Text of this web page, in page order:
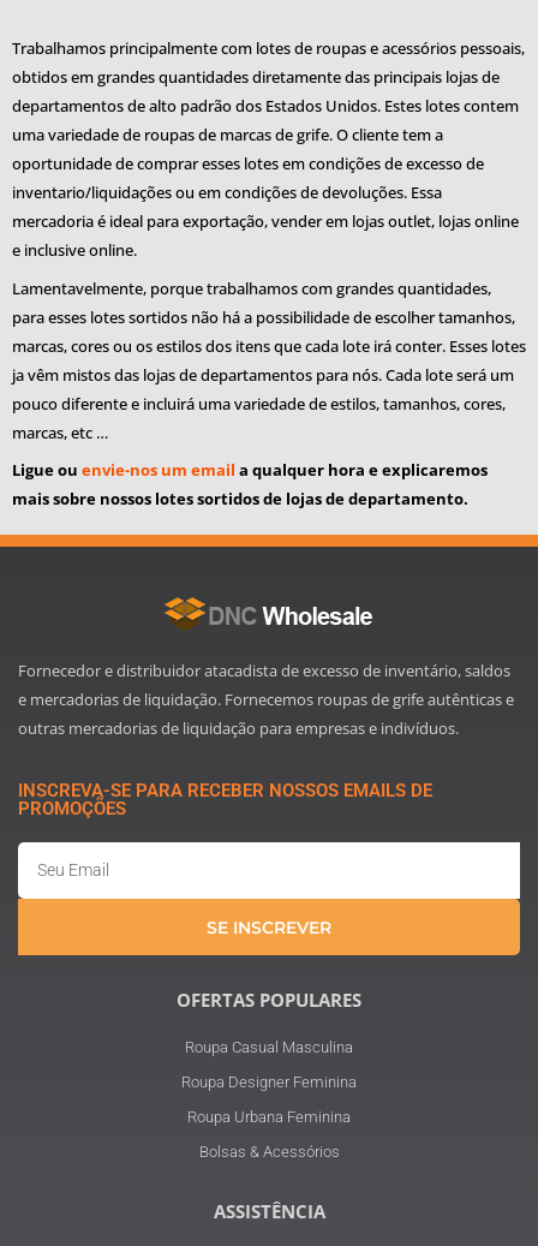
Trabalhamos principalmente com lotes de roupas e acessórios pessoais,
obtidos em grandes quantidades diretamente das principais lojas de
departamentos de alto padrão dos Estados Unidos. Estes lotes contem
uma variedade de roupas de marcas de grife. O cliente tem a
oportunidade de comprar esses lotes em condições de excesso de
inventario/liquidações ou em condições de devoluções. Essa
mercadoria é ideal para exportação, vender em lojas outlet, lojas online
e inclusive online.
Lamentavelmente, porque trabalhamos com grandes quantidades,
para esses lotes sortidos não há a possibilidade de escolher tamanhos,
marcas, cores ou os estilos dos itens que cada lote irá conter. Esses lotes
ja vêm mistos das lojas de departamentos para nós. Cada lote será um
pouco diferente e incluirá uma variedade de estilos, tamanhos, cores,
marcas, etc …
Ligue ou envie-nos um email a qualquer hora e explicaremos
mais sobre nossos lotes sortidos de lojas de departamento.
Fornecedor e distribuidor atacadista de excesso de inventário, saldos
e mercadorias de liquidação. Fornecemos roupas de grife autênticas e
outras mercadorias de liquidação para empresas e indivíduos.
INSCREVA-SE PARA RECEBER NOSSOS EMAILS DE
PROMOÇÕES
SE INSCREVER
OFERTAS POPULARES
Roupa Casual Masculina
Roupa Designer Feminina
Roupa Urbana Feminina
Bolsas & Acessórios
ASSISTÊNCIA